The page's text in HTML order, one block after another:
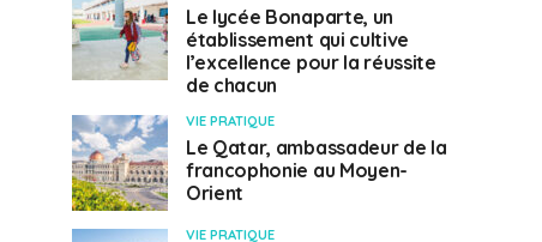
Le lycée Bonaparte, un
établissement qui cultive
l’excellence pour la réussite
de chacun
VIE PRATIQUE
Le Qatar, ambassadeur de la
francophonie au Moyen-
Orient
VIE PRATIQUE